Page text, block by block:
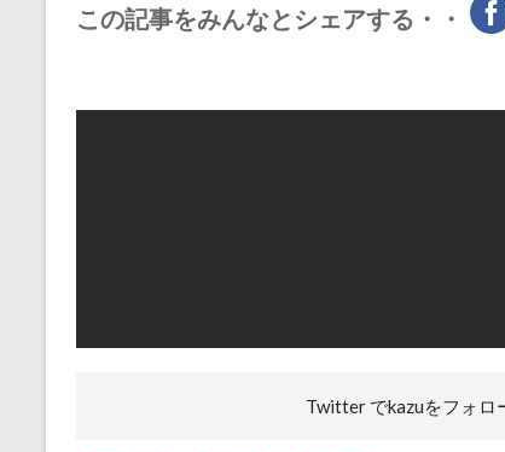
この記事をみんなとシェアする・・
Twitter でkazuをフォロ